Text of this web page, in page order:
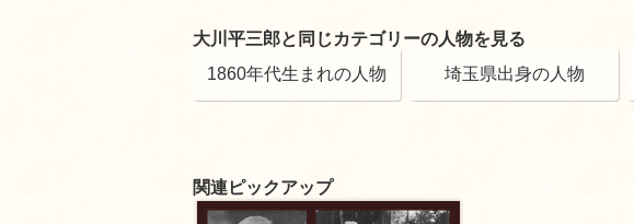
大川平三郎と同じカテゴリーの人物を見る
1860年代生まれの人物
埼玉県出身の人物
関連ピックアップ